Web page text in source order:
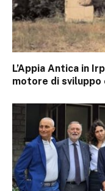
L’Appia Antica in
motore di